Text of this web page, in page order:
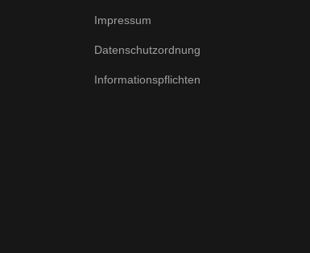
Impressum
Datenschutzordnung
Informationspflichten